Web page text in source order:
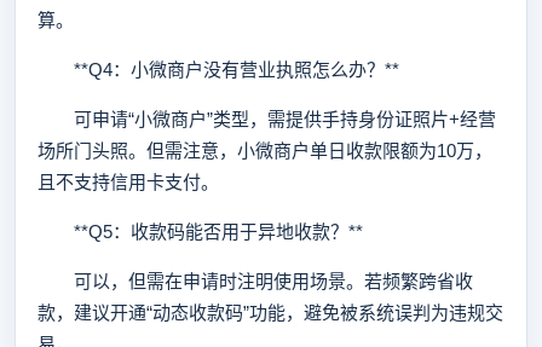
算。
**Q4：小微商户没有营业执照怎么办？**
可申请“小微商户”类型，需提供手持身份证照片+经营
场所门头照。但需注意，小微商户单日收款限额为10万，
且不支持信用卡支付。
**Q5：收款码能否用于异地收款？**
可以，但需在申请时注明使用场景。若频繁跨省收
款，建议开通“动态收款码”功能，避免被系统误判为违规交